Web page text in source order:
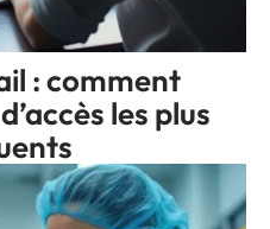
: comment
les plus